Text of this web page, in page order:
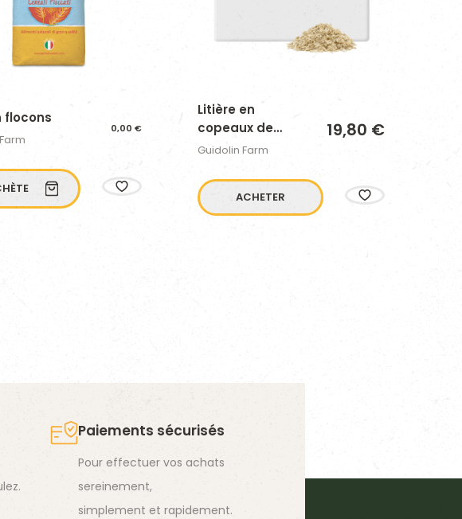
flocons
0,00 €
Litière en
copeaux de
bois
Guidolin Farm
19,80 €
ACHETER
Paiements sécurisés
Pour effectuer vos achats
sereinement,
simplement et rapidement.